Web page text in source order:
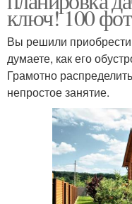
ключ! 100
Вы решили приобрести
думаете, как его
Грамотно
непростое занятие.